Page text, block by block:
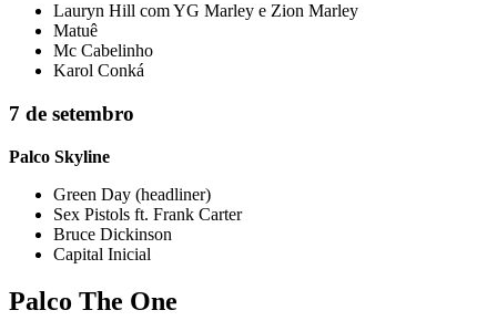
Lauryn Hill com YG Marley e Zion Marley
Matuê
Mc Cabelinho
Karol Conká
7 de setembro
Palco Skyline
Green Day (headliner)
Sex Pistols ft. Frank Carter
Bruce Dickinson
Capital Inicial
Palco The One